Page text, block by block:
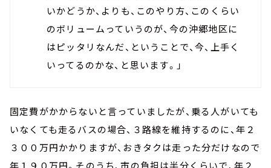
いかどうか、よりも、このやり方、このくらい
のボリュームっていうのが、今の沖郷地区に
はピッタリなんだ、ということで、今、上手く
いってるのかな、と思います。」
固定費がかからないと言っていましたが、乗る人がいても
いなくても走るバスの場合、３路線を維持するのに、年２
３００万円かかりますが、おきタクは走った分だけなので
年１９０万円。そのうち、市の負担は半分くらいで、年２